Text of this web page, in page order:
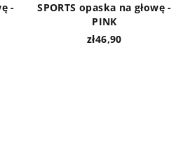
-
SPORTS opaska na głowę -
PINK
zł46,90